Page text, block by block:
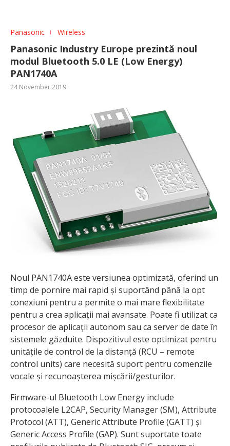
Panasonic Wireless
Panasonic Industry Europe prezintă noul
modul Bluetooth 5.0 LE (Low Energy)
PAN1740A
24 November 2019
Noul PAN1740A este versiunea optimizată, oferind un
timp de pornire mai rapid și suportând până la opt
conexiuni pentru a permite o mai mare flexibilitate
pentru a crea aplicații mai avansate. Poate fi utilizat ca
procesor de aplicații autonom sau ca server de date în
sistemele găzduite. Dispozitivul este optimizat pentru
unitățile de control de la distanță (RCU – remote
control units) care necesită suport pentru comenzile
vocale și recunoașterea mișcării/gesturilor.
Firmware-ul Bluetooth Low Energy include
protocoalele L2CAP, Security Manager (SM), Attribute
Protocol (ATT), Generic Attribute Profile (GATT) și
Generic Access Profile (GAP). Sunt suportate toate